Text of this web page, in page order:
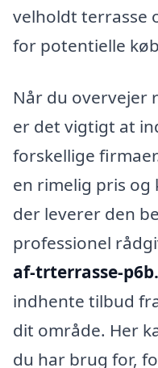
velholdt terrasse
for potentielle
Når du overvejer
er det vigtigt at
forskellige
en rimelig pris
der leverer den
professionel
af-trterrasse-
indhente tilbud
dit område. Her
du har brug for,